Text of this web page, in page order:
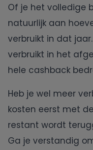
Of je het volledige
natuurlijk aan
verbruikt in dat
verbruikt in het
hele cashback
Heb je wel meer
kosten eerst met
restant wordt
Ga je verstandig